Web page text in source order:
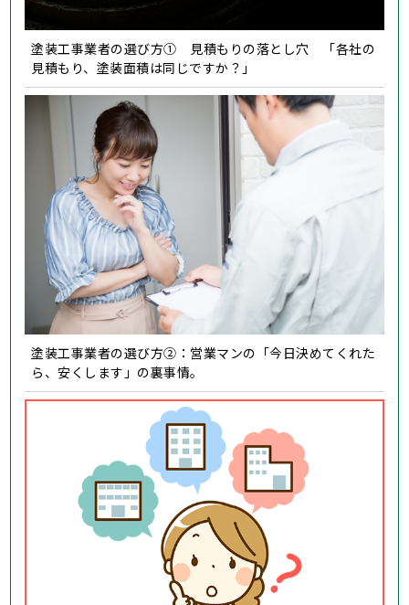
塗装工事業者の選び方① 見積もりの落とし穴 「各社の
見積もり、塗装面積は同じですか？」
塗装工事業者の選び方②：営業マンの「今日決めてくれた
ら、安くします」の裏事情。